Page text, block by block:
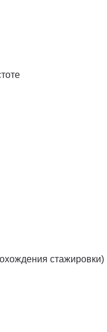
стажировки)